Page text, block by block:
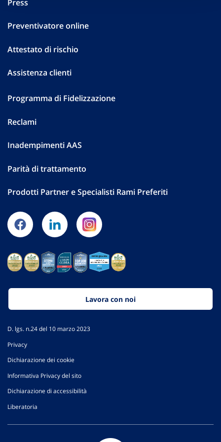
Press
Preventivatore online
Attestato di rischio
Assistenza clienti
Programma di Fidelizzazione
Reclami
Inadempimenti AAS
Parità di trattamento
Prodotti Partner e Specialisti Rami Preferiti
Lavora con noi
D. lgs. n.24 del 10 marzo 2023
Privacy
Dichiarazione dei cookie
Informativa Privacy del sito
Dichiarazione di accessibilità
Liberatoria